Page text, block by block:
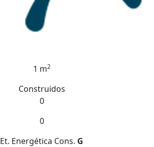
1 m2
Construidos
0
0
Et. Energética Cons. G